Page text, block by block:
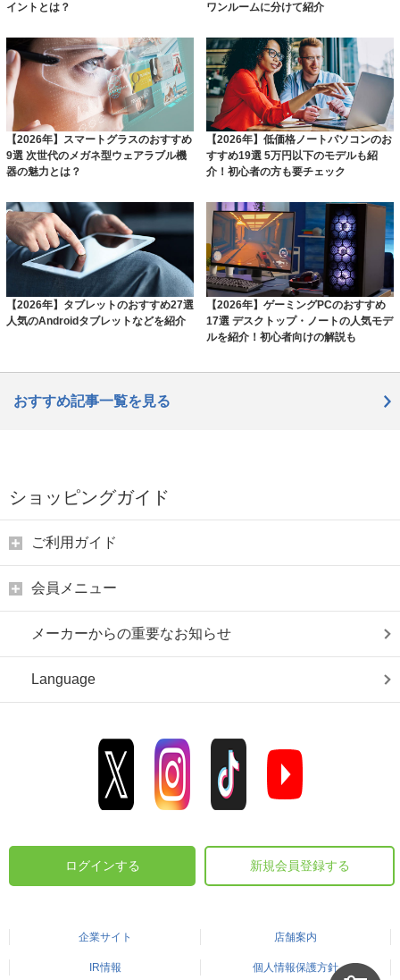
イントとは？
ワンルームに分けて紹介
【2026年】スマートグラスのおすすめ
9選 次世代のメガネ型ウェアラブル機
器の魅力とは？
【2026年】低価格ノートパソコンのお
すすめ19選 5万円以下のモデルも紹
介！初心者の方も要チェック
【2026年】タブレットのおすすめ27選
人気のAndroidタブレットなどを紹介
【2026年】ゲーミングPCのおすすめ
17選 デスクトップ・ノートの人気モデ
ルを紹介！初心者向けの解説も
おすすめ記事一覧を見る
ショッピングガイド
ご利用ガイド
会員メニュー
メーカーからの重要なお知らせ
Language
ログインする 新規会員登録する
企業サイト 店舗案内
IR情報 個人情報保護方針